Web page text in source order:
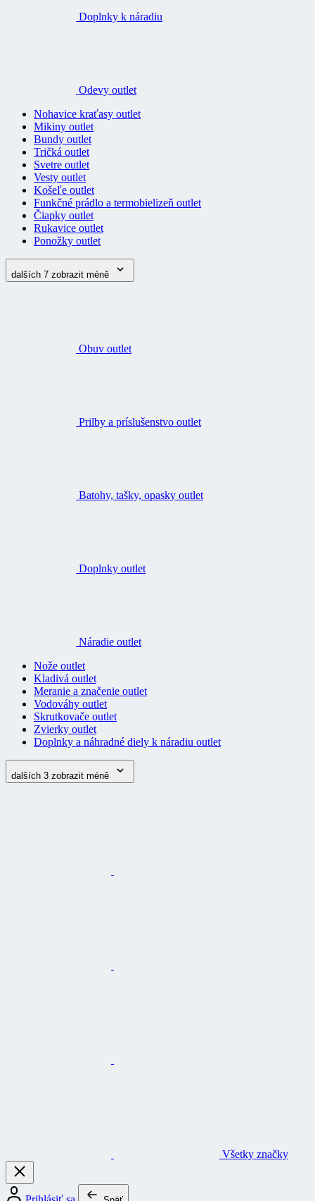
Doplnky k náradiu
Odevy outlet
Nohavice kraťasy outlet
Mikiny outlet
Bundy outlet
Tričká outlet
Svetre outlet
Vesty outlet
Košeľe outlet
Funkčné prádlo a termobielizeň outlet
Čiapky outlet
Rukavice outlet
Ponožky outlet
dalších 7 zobrazit méně
Obuv outlet
Prilby a príslušenstvo outlet
Batohy, tašky, opasky outlet
Doplnky outlet
Náradie outlet
Nože outlet
Kladivá outlet
Meranie a značenie outlet
Vodováhy outlet
Skrutkovače outlet
Zvierky outlet
Doplnky a náhradné diely k náradiu outlet
dalších 3 zobrazit méně
Všetky značky